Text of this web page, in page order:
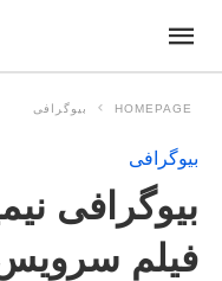
HOMEPAGE بیوگرافی
بیوگرافی
بیوگرافی
فیلم